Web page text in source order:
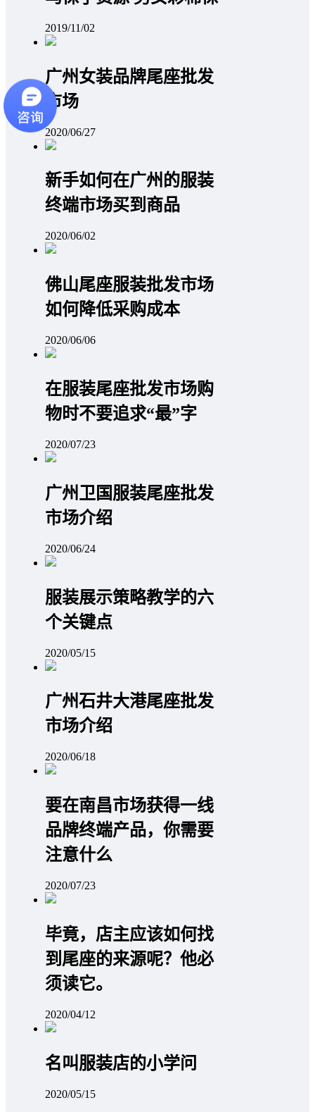
2019/11/02
广州女装品牌尾座批发
市场
2020/06/27
新手如何在广州的服装
终端市场买到商品
2020/06/02
佛山尾座服装批发市场
如何降低采购成本
2020/06/06
在服装尾座批发市场购
物时不要追求“最”字
2020/07/23
广州卫国服装尾座批发
市场介绍
2020/06/24
服装展示策略教学的六
个关键点
2020/05/15
广州石井大港尾座批发
市场介绍
2020/06/18
要在南昌市场获得一线
品牌终端产品，你需要
注意什么
2020/07/23
毕竟，店主应该如何找
到尾座的来源呢？他必
须读它。
2020/04/12
名叫服装店的小学问
2020/05/15